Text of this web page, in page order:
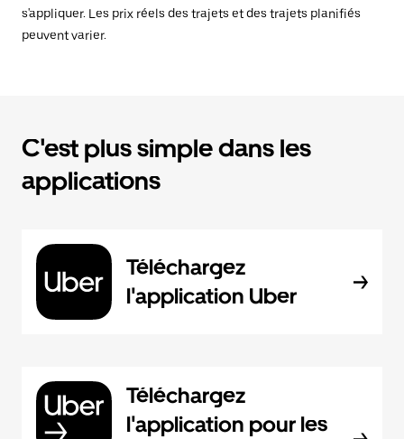
s'appliquer. Les prix réels des trajets et des trajets planifiés
peuvent varier.
C'est plus simple dans les
applications
Téléchargez
l'application Uber
Téléchargez
l'application pour les